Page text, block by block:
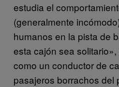
estudia el
(generalmente
humanos en la pista de
esta cajón sea solitario»,
como un conductor de
pasajeros borrachos del